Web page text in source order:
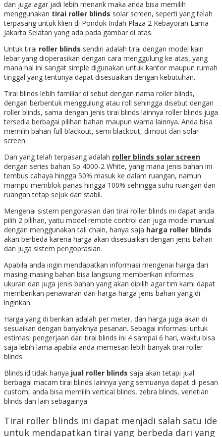
dan juga agar jadi lebih menarik maka anda bisa memilih
menggunakan tirai roller blinds solar screen, seperti yang telah
terpasang untuk klien di Pondok Indah Plaza 2 Kebayoran Lama
Jakarta Selatan yang ada pada gambar di atas.
Untuk tirai roller blinds sendiri adalah tirai dengan model kain
lebar yang dioperasikan dengan cara menggulung ke atas, yang
mana hal ini sangat simple digunakan untuk kantor maupun rumah
tinggal yang tentunya dapat disesuaikan dengan kebutuhan.
Tirai blinds lebih familiar di sebut dengan nama roller blinds,
dengan berbentuk menggulung atau roll sehingga disebut dengan
roller blinds, sama dengan jenis tirai blinds lainnya roller blinds juga
tersedia berbagai pilihan bahan maupun warna lainnya. Anda bisa
memilih bahan full blackout, semi blackout, dimout dan solar
screen.
Dan yang telah terpasang adalah roller blinds solar screen
dengan series bahan Sp 4000-2 White, yang mana jenis bahan ini
tembus cahaya hingga 50% masuk ke dalam ruangan, namun
mampu memblok panas hingga 100% sehingga suhu ruangan dan
ruangan tetap sejuk dan stabil.
Mengenai sistem pengorasian dari tirai roller blinds ini dapat anda
pilih 2 pilihan, yaitu model remote control dan juga model manual
dengan menggunakan tali chain, hanya saja harga roller blinds
akan berbeda karena harga akan disesuaikan dengan jenis bahan
dan juga sistem pengoprasian.
Apabila anda ingin mendapatkan informasi mengenai harga dari
masing-masing bahan bisa langsung memberikan informasi
ukuran dan juga jenis bahan yang akan dipilih agar tim kami dapat
memberikan penawaran dari harga-harga jenis bahan yang di
inginkan.
Harga yang di berikan adalah per meter, dan harga juga akan di
sesuaikan dengan banyaknya pesanan. Sebagai informasi untuk
estimasi pengerjaan dari tirai blinds ini 4 sampai 6 hari, waktu bisa
saja lebih lama apabila anda memesan lebih banyak tirai roller
blinds.
Blinds.id tidak hanya jual roller blinds saja akan tetapi jual
berbagai macam tirai blinds lainnya yang semuanya dapat di pesan
custom, anda bisa memilih vertical blinds, zebra blinds, venetian
blinds dan lain sebagainya.
Tirai roller blinds ini dapat menjadi salah satu ide
untuk mendapatkan tirai yang berbeda dari yang